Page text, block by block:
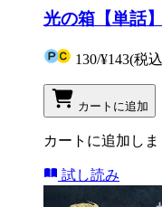
光の箱【単話
130/¥143(税
カートに追加
カートに追加しま
試し読み